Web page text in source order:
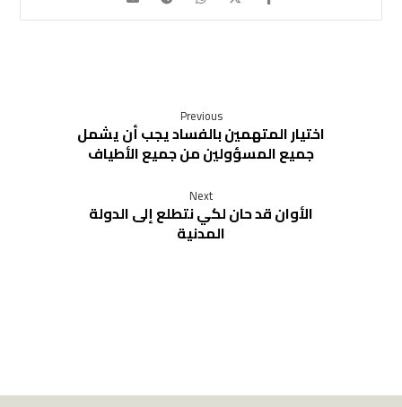
Previous
اختيار المتهمين بالفساد يجب أن يشمل
جميع المسؤولين من جميع الأطياف
Next
الأوان قد حان لكي نتطلع إلى الدولة
المدنية